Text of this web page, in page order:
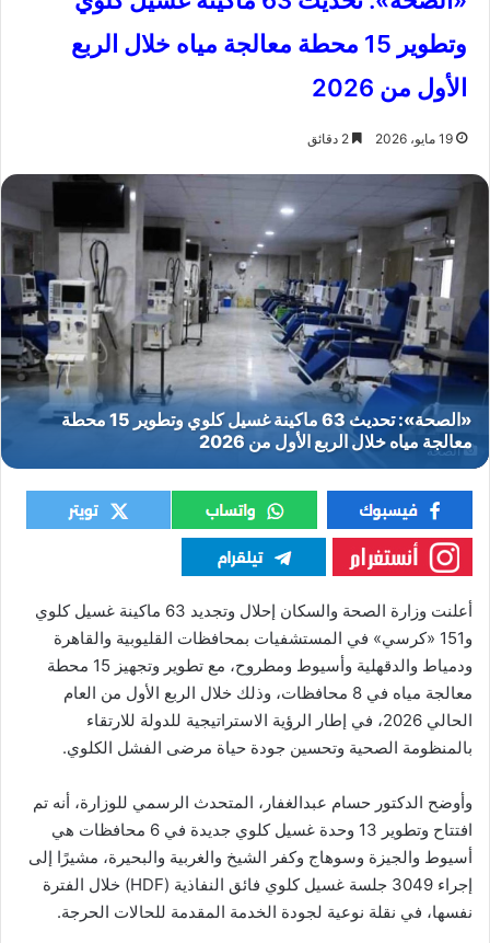
وتطوير 15 محطة معالجة مياه خلال الربع
الأول من 2026
19 مايو، 2026
الصحة
أعلنت وزارة الصحة والسكان إحلال وتجديد 63 ماكينة غسيل كلوي
و151 «كرسي» في المستشفيات بمحافظات القليوبية والقاهرة
ودمياط والدقهلية وأسيوط ومطروح، مع تطوير وتجهيز 15 محطة
معالجة مياه في 8 محافظات، وذلك خلال الربع الأول من العام
الحالي 2026، في إطار الرؤية الاستراتيجية للدولة للارتقاء
بالمنظومة الصحية وتحسين جودة حياة مرضى الفشل الكلوي.
وأوضح الدكتور حسام عبدالغفار، المتحدث الرسمي للوزارة، أنه تم
افتتاح وتطوير 13 وحدة غسيل كلوي جديدة في 6 محافظات هي
أسيوط والجيزة وسوهاج وكفر الشيخ والغربية والبحيرة، مشيرًا إلى
إجراء 3049 جلسة غسيل كلوي فائق النفاذية (HDF) خلال الفترة
نفسها، في نقلة نوعية لجودة الخدمة المقدمة للحالات الحرجة.